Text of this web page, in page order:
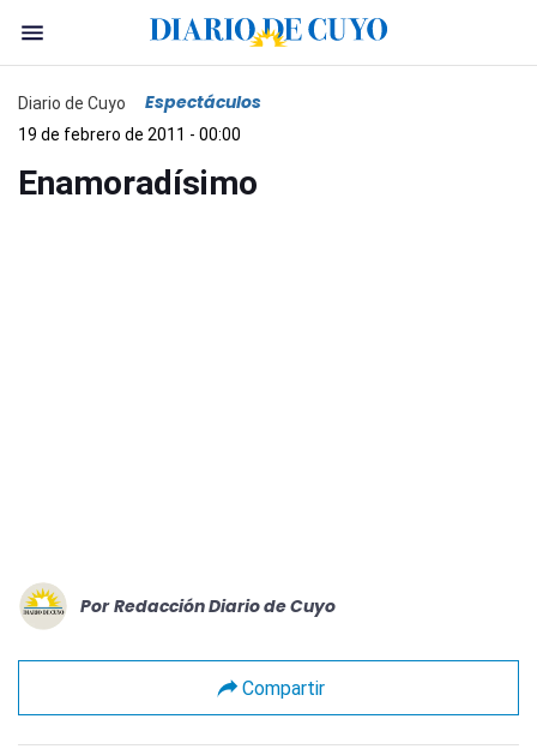
Diario de Cuyo Espectáculos
19 de febrero de 2011 - 00:00
Enamoradísimo
Por Redacción Diario de Cuyo
Compartir